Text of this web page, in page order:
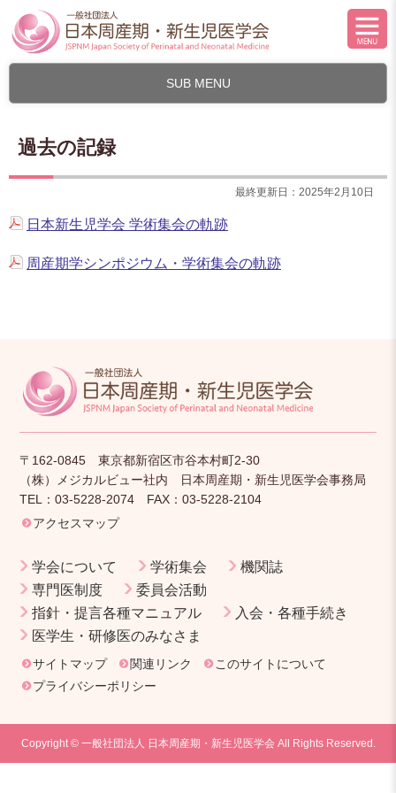
SUB MENU
過去の記録
最終更新日：2025年2月10日
日本新生児学会 学術集会の軌跡
周産期学シンポジウム・学術集会の軌跡
〒162-0845 東京都新宿区市谷本村町2-30
（株）メジカルビュー社内 日本周産期・新生児医学会事務局
TEL：03-5228-2074 FAX：03-5228-2104
アクセスマップ
学会について 学術集会
機関誌
専門医制度
委員会活動
指針・提言各種マニュアル
入会・各種手続き
医学生・研修医のみなさま
サイトマップ 関連リンク
このサイトについて
プライバシーポリシー
Copyright © 一般社団法人 日本周産期・新生児医学会 All Rights Reserved.